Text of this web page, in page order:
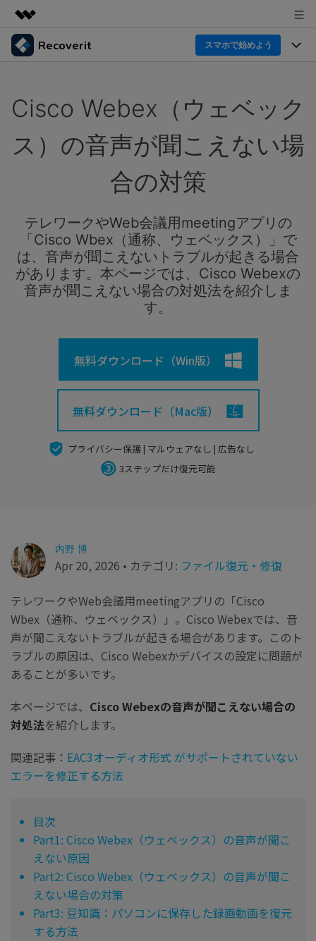
製品
概要
企業情報
プラン＆価格
Recoverit スマホで始めよう
Recoverit for Windows
Windowsデータ復元ならRecoverit！確実な復元技術と
スマホで始めよう
Recoverit for Mac
AI
Macの大切なデータを制限なく完全復元
スマホで始めよう
Recoverit 無料版
スマホで始めよう
UBackit - データバックアップ
機能一覧
ドライブから復元
削除されたメディアを復元
独自の復元ソリューション 新着
ドキュメントを復元
データ損失のシナリオ
データ復元事例
外付けデバイス復元
パソコン復元
その他の復元
データ復元の専門家
カスタマーストーリー
人気内容
Recoveritをよりよく活用
操作ガイド
ログイン
スマホで始めよう
Cisco Webex（ウェベック
ス）の音声が聞こえない場
合の対策
テレワークやWeb会議用meetingアプリの
「Cisco Wbex（通称、ウェベックス）」で
は、音声が聞こえないトラブルが起きる場合
があります。本ページでは、Cisco Webexの
音声が聞こえない場合の対処法を紹介しま
す。
無料ダウンロード（Win版）
無料ダウンロード（Mac版）
プライバシー保護 | マルウェアなし | 広告なし
3ステップだけ復元可能
内野 博
Apr 20, 2026 • カテゴリ: ファイル復元・修復
テレワークやWeb会議用meetingアプリの「Cisco
Wbex（通称、ウェベックス）」。Cisco Webexでは、音
声が聞こえないトラブルが起きる場合があります。このト
ラブルの原因は、Cisco Webexかデバイスの設定に問題が
あることが多いです。
本ページでは、 Cisco Webexの音声が聞こえない場合の
対処法を紹介します。
関連記事： EAC3オーディオ形式 がサポートされていない
エラーを修正する方法
目次
Part1: Cisco Webex（ウェベックス）の音声が聞こ
えない原因
Part2: Cisco Webex（ウェベックス）の音声が聞こ
えない場合の対策
Part3: 豆知識：パソコンに保存した録画動画を復元
する方法